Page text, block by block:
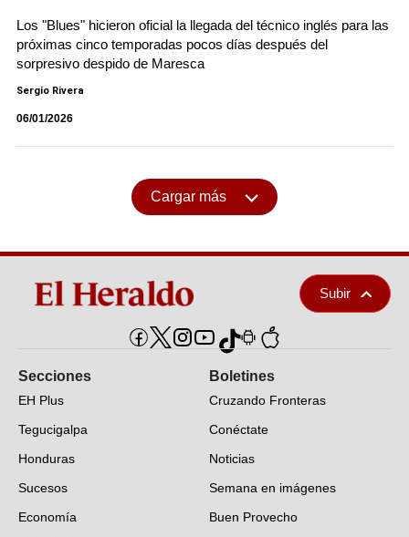
Los "Blues" hicieron oficial la llegada del técnico inglés para las
próximas cinco temporadas pocos días después del
sorpresivo despido de Maresca
Sergio Rivera
06/01/2026
Cargar más
Subir
Secciones
EH Plus
Tegucigalpa
Honduras
Sucesos
Economía
Boletines
Cruzando Fronteras
Conéctate
Noticias
Semana en imágenes
Buen Provecho